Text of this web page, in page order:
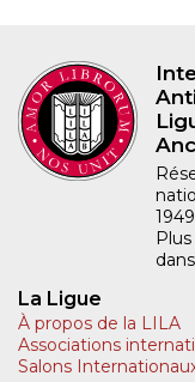
La Ligue
À propos de la LILA
Associations
Salons